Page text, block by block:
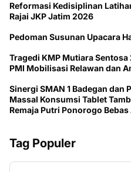
Reformasi Kedisiplinan
Rajai JKP Jatim 2026
Pedoman Susunan Upacara
Tragedi KMP Mutiara
PMI Mobilisasi Relawan dan
Sinergi SMAN 1 Badegan dan
Massal Konsumsi Tablet
Remaja Putri Ponorogo Bebas
Tag Populer